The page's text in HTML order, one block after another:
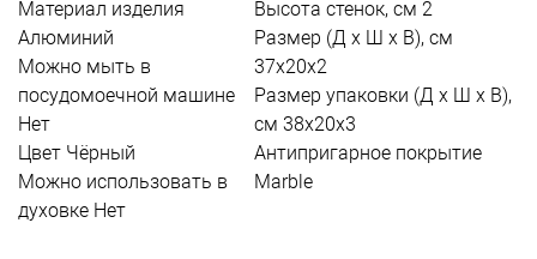
Материал изделия
Алюминий
Можно мыть в
посудомоечной машине
Нет
Цвет Чёрный
Можно использовать в
духовке Нет
Высота стенок, см 2
Размер (Д х Ш х В), см
37х20х2
Размер упаковки (Д х Ш х В),
см 38х20х3
Антипригарное покрытие
Marble